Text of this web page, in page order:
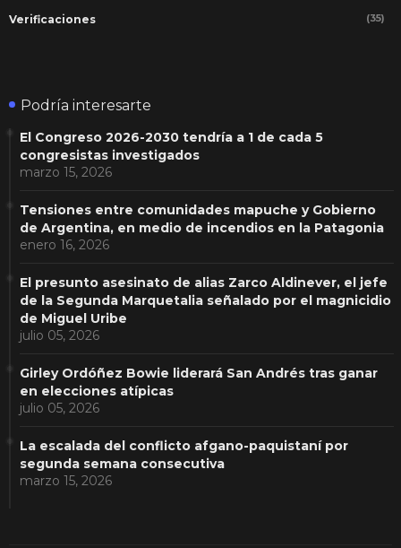
Verificaciones (35)
Podría interesarte
El Congreso 2026-2030 tendría a 1 de cada 5
congresistas investigados
marzo 15, 2026
Tensiones entre comunidades mapuche y Gobierno
de Argentina, en medio de incendios en la Patagonia
enero 16, 2026
El presunto asesinato de alias Zarco Aldinever, el jefe
de la Segunda Marquetalia señalado por el magnicidio
de Miguel Uribe
julio 05, 2026
Girley Ordóñez Bowie liderará San Andrés tras ganar
en elecciones atípicas
julio 05, 2026
La escalada del conflicto afgano-paquistaní por
segunda semana consecutiva
marzo 15, 2026